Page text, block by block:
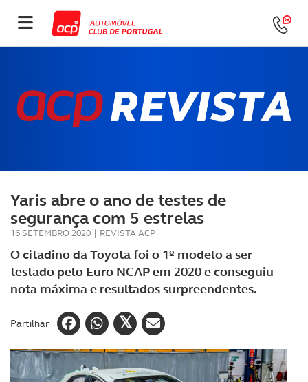
Yaris abre o ano de testes de
segurança com 5 estrelas
16 SETEMBRO 2020 | REVISTA ACP
O citadino da Toyota foi o 1º modelo a ser
testado pelo Euro NCAP em 2020 e conseguiu
nota máxima e resultados surpreendentes.
Partilhar